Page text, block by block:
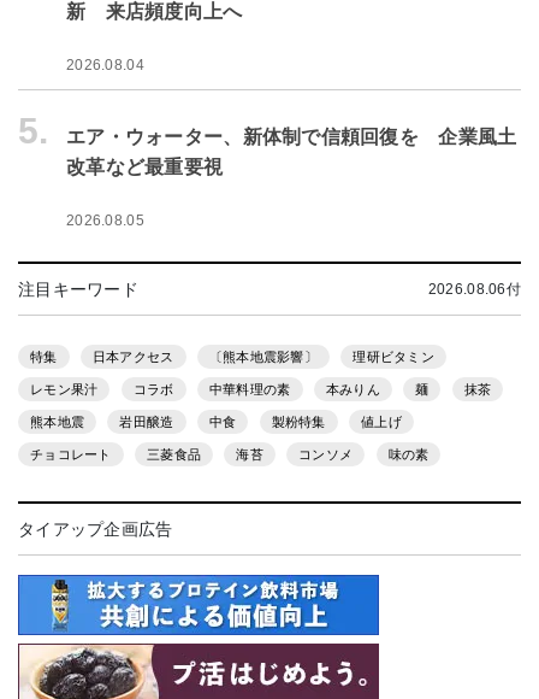
新 来店頻度向上へ
2026.08.04
5.
エア・ウォーター、新体制で信頼回復を 企業風土
改革など最重要視
2026.08.05
注目キーワード 2026.08.06付
特集 日本アクセス 〔熊本地震影響〕 理研ビタミン
レモン果汁 コラボ 中華料理の素 本みりん 麺 抹茶
熊本地震 岩田醸造 中食 製粉特集 値上げ
チョコレート 三菱食品 海苔 コンソメ 味の素
タイアップ企画広告